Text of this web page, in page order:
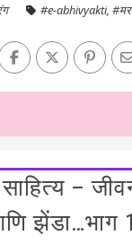
#e-abhivyakti,
साहित्य –
झेंडा…भाग